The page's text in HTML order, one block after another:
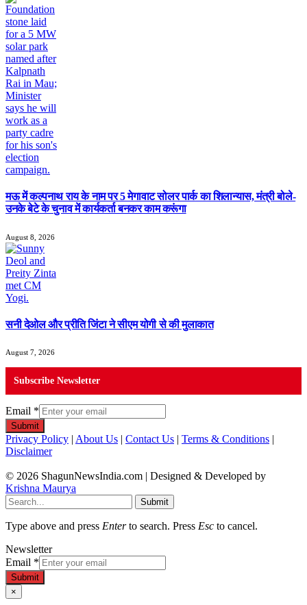
मऊ में कल्पनाथ राय के नाम पर 5 मेगावाट सोलर पार्क का शिलान्यास, मंत्री बोले-
उनके बेटे के चुनाव में कार्यकर्ता बनकर काम करूंगा
August 8, 2026
सनी देओल और प्रीति जिंटा ने सीएम योगी से की मुलाकात
August 7, 2026
Subscribe Newsletter
Email *
Submit
Privacy Policy | About Us | Contact Us | Terms & Conditions |
Disclaimer
© 2026 ShagunNewsIndia.com | Designed & Developed by
Krishna Maurya
Submit
Type above and press Enterto search. Press Esc to cancel.
Newsletter
Email *
Submit
×